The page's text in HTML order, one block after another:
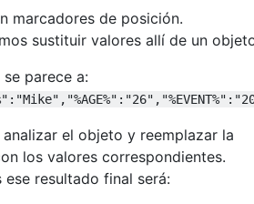
marcadores de posición.
sustituir valores allí de un
parece a:
el objeto y reemplazar la
los valores correspondientes.
ese resultado final será: